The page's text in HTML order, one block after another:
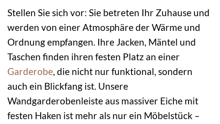
Stellen Sie sich vor: Sie betreten Ihr Zuhause und
werden von einer Atmosphäre der Wärme und
Ordnung empfangen. Ihre Jacken, Mäntel und
Taschen finden ihren festen Platz an einer
Garderobe, die nicht nur funktional, sondern
auch ein Blickfang ist. Unsere
Wandgarderobenleiste aus massiver Eiche mit
festen Haken ist mehr als nur ein Möbelstück –